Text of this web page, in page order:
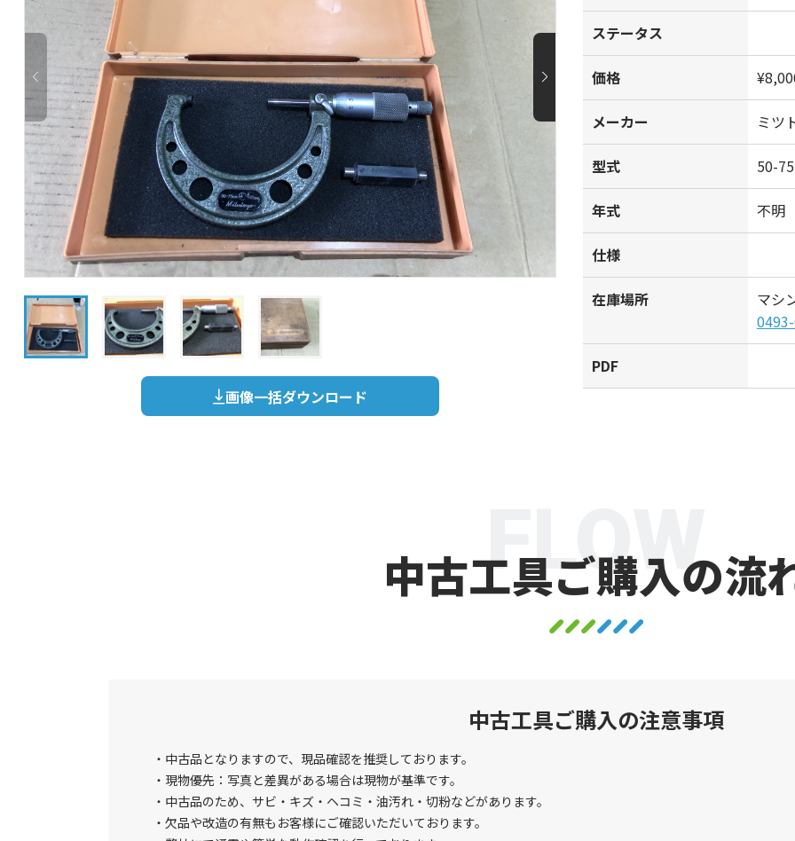
画像一括ダウンロード
ステータス
価格
メーカー ミツ
型式 50-
年式 不明
仕様
在庫場所
マシ
PDF
中古工具ご購入の流
FLOW
中古工具ご購入の注意事項
中古品となりますので、現品確認を推奨しております。
現物優先：写真と差異がある場合は現物が基準です。
中古品のため、サビ・キズ・ヘコミ・油汚れ・切粉などがあります。
欠品や改造の有無もお客様にご確認いただいております。